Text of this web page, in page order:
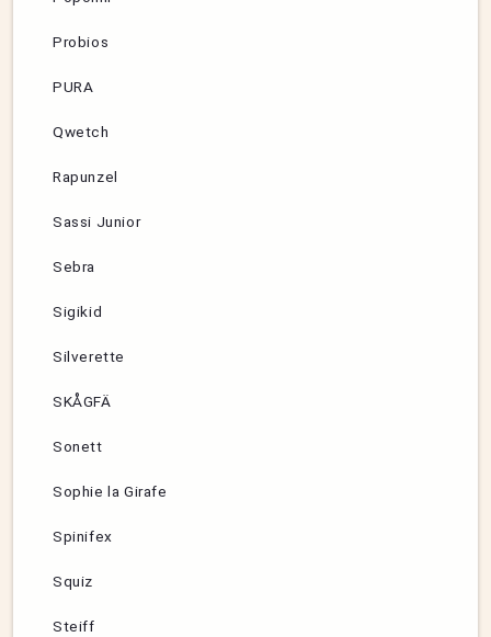
Probios
PURA
Qwetch
Rapunzel
Sassi Junior
Sebra
Sigikid
Silverette
SKÅGFÄ
Sonett
Sophie la Girafe
Spinifex
Squiz
Steiff